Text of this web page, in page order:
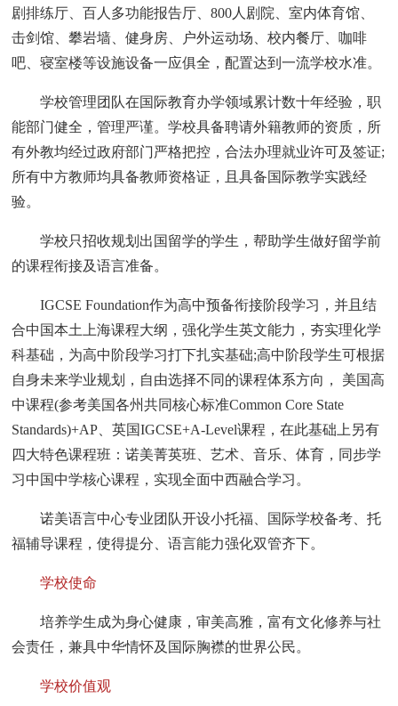
剧排练厅、百人多功能报告厅、800人剧院、室内体育馆、
击剑馆、攀岩墙、健身房、户外运动场、校内餐厅、咖啡
吧、寝室楼等设施设备一应俱全，配置达到一流学校水准。
学校管理团队在国际教育办学领域累计数十年经验，职
能部门健全，管理严谨。学校具备聘请外籍教师的资质，所
有外教均经过政府部门严格把控，合法办理就业许可及签证;
所有中方教师均具备教师资格证，且具备国际教学实践经
验。
学校只招收规划出国留学的学生，帮助学生做好留学前
的课程衔接及语言准备。
IGCSE Foundation作为高中预备衔接阶段学习，并且结
合中国本土上海课程大纲，强化学生英文能力，夯实理化学
科基础，为高中阶段学习打下扎实基础;高中阶段学生可根据
自身未来学业规划，自由选择不同的课程体系方向， 美国高
中课程(参考美国各州共同核心标准Common Core State
Standards)+AP、英国IGCSE+A-Level课程，在此基础上另有
四大特色课程班：诺美菁英班、艺术、音乐、体育，同步学
习中国中学核心课程，实现全面中西融合学习。
诺美语言中心专业团队开设小托福、国际学校备考、托
福辅导课程，使得提分、语言能力强化双管齐下。
学校使命
培养学生成为身心健康，审美高雅，富有文化修养与社
会责任，兼具中华情怀及国际胸襟的世界公民。
学校价值观